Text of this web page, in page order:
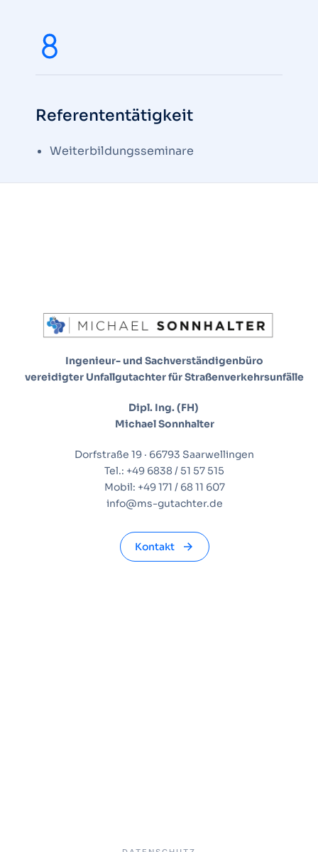
Referententätigkeit
Weiterbildungsseminare
Ingenieur- und Sachverständigenbüro
vereidigter Unfallgutachter für Straßenverkehrsunfälle
Dipl. Ing. (FH)
Michael Sonnhalter
Dorfstraße 19 · 66793 Saarwellingen
Tel.: +49 6838 / 51 57 515
Mobil: +49 171 / 68 11 607
info@ms-gutachter.de
Kontakt